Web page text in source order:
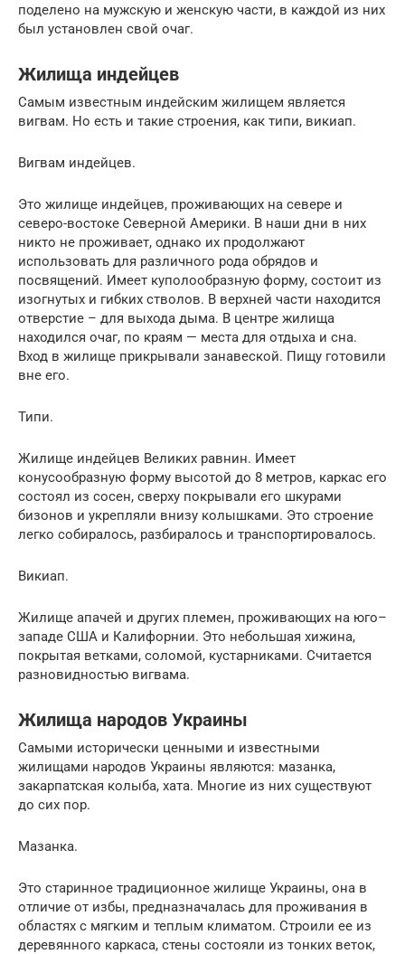
поделено на мужскую и женскую части, в каждой из них
был установлен свой очаг.
Жилища индейцев
Самым известным индейским жилищем является
вигвам. Но есть и такие строения, как типи, викиап.
Вигвам индейцев.
Это жилище индейцев, проживающих на севере и
северо-востоке Северной Америки. В наши дни в них
никто не проживает, однако их продолжают
использовать для различного рода обрядов и
посвящений. Имеет куполообразную форму, состоит из
изогнутых и гибких стволов. В верхней части находится
отверстие – для выхода дыма. В центре жилища
находился очаг, по краям — места для отдыха и сна.
Вход в жилище прикрывали занавеской. Пищу готовили
вне его.
Типи.
Жилище индейцев Великих равнин. Имеет
конусообразную форму высотой до 8 метров, каркас его
состоял из сосен, сверху покрывали его шкурами
бизонов и укрепляли внизу колышками. Это строение
легко собиралось, разбиралось и транспортировалось.
Викиап.
Жилище апачей и других племен, проживающих на юго–
западе США и Калифорнии. Это небольшая хижина,
покрытая ветками, соломой, кустарниками. Считается
разновидностью вигвама.
Жилища народов Украины
Самыми исторически ценными и известными
жилищами народов Украины являются: мазанка,
закарпатская колыба, хата. Многие из них существуют
до сих пор.
Мазанка.
Это старинное традиционное жилище Украины, она в
отличие от избы, предназначалась для проживания в
областях с мягким и теплым климатом. Строили ее из
деревянного каркаса, стены состояли из тонких веток,